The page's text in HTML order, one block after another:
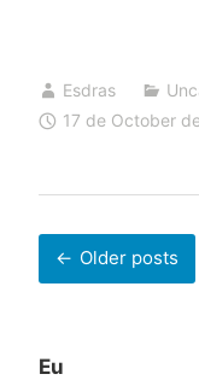
Esdras
17 de October
Posts
navigation
Older posts
Eu